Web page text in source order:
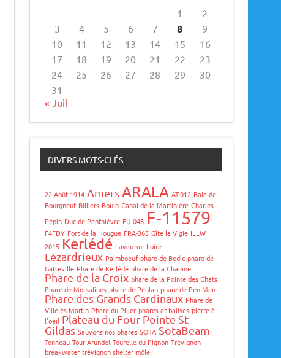
1
2
3
4 5 6 7 8
9
10
11 12 13 14 15
16
17
18 19 20 21 22
23
24
25 26 27 28 29
30
31
« Juil
DIVERS MOTS-CLÉS
22 Août 1914 Amers ARALA AT-012 Baie de
Bourgneuf Billiers Bouin Canal de la Martinière Charles
Pépin Duc de Penthièvre EU-048 F-11579
F4FDY Fort de la Hougue FRA-365 Gîte la Vigie ILLW
2015 Kerlédé Lavau sur Loire
Lézardrieux Paimboeuf phare de Bodic phare de
Gatteville Phare de Kerlédé phare de la Chaume
Phare de la Croix phare de la Pointe des Chats
Phare de Morsalines phare de Penlan phare de Pen Men
Phare des Grands Cardinaux Phare de
Ville-ès-Martin Phare du Pilier phares et balises pierre à
l'oeil Plateau du Four Pointe St
Gildas Sauvons nos phares SOTA SotaBeam
Tonneau Tour Arundel Tourelle du Pignon Trévignon
breakwater trévignon shelter môle